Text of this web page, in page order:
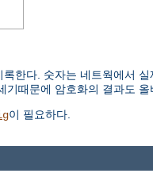
한다. 숫자는 네트웍에서
기때문에 암호화의 결과도 올
이 필요하다.